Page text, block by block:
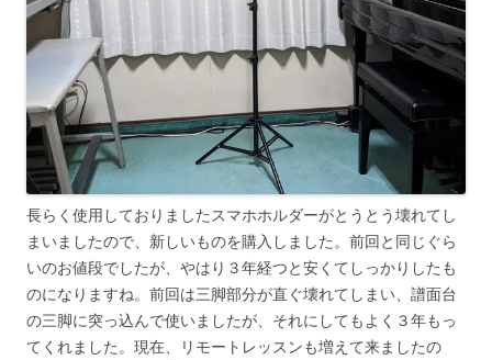
長らく使用しておりましたスマホホルダーがとうとう壊れてし
まいましたので、新しいものを購入しました。前回と同じぐら
いのお値段でしたが、やはり３年経つと安くてしっかりしたも
のになりますね。前回は三脚部分が直ぐ壊れてしまい、譜面台
の三脚に突っ込んで使いましたが、それにしてもよく３年もっ
てくれました。現在、リモートレッスンも増えて来ましたの